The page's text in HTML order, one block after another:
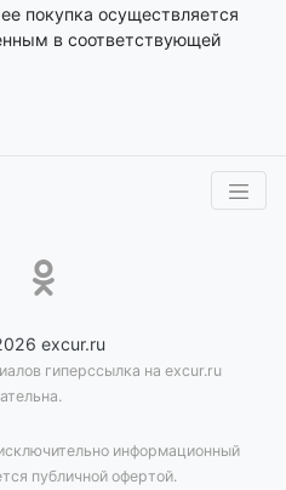
покупка осуществляется
в соответствующей
excur.ru
гиперссылка на excur.ru
информационный
публичной офертой.